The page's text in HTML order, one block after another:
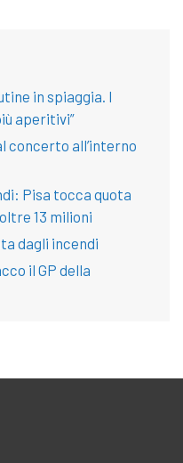
in spiaggia. I
aperitivi”
concerto all’interno
Pisa tocca quota
13 milioni
dagli incendi
il GP della